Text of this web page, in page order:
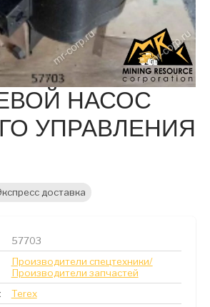
НАСОС
УПРАВЛЕНИЯ
доставка
57703
Производители спецтехники/
Производители запчастей
Terex